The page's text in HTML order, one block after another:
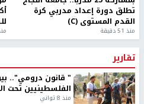
تطلق دورة إعداد مدربي كرة
القدم المستوى (C)
منذ 51 دقيقة منذ 9
تقارير
" قانون درومي"..
الفلسطينيين تحت
منذ 8 ثواني